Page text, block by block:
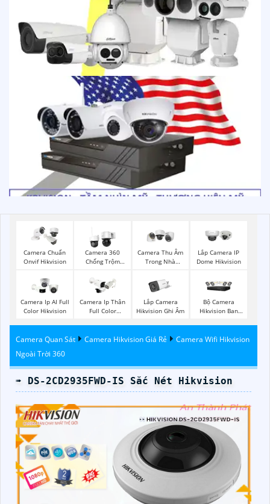
Camera Chuẩn
Onvif Hikvision
Camera 360
Chống Trộm
Camera Thu Âm
Trong Nhà
Lắp Camera IP
Dome Hikvision
Camera Ip AI Full
Color Hikvision
Camera Ip Thân
Full Color
Lắp Camera
Hikvision Ghi Âm
Bộ Camera
Hikvision Ban
Camera Quan Sát Camera Hikvision Giá Rẻ
Camera Wifi Hikvision
Ngoài Trời 360
➠ DS-2CD2935FWD-IS Sắc Nét Hikvision